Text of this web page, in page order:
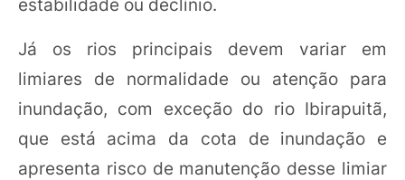
estabilidade ou declínio.
Já os rios principais devem variar em
limiares de normalidade ou atenção para
inundação, com exceção do rio Ibirapuitã,
que está acima da cota de inundação e
apresenta risco de manutenção desse limiar